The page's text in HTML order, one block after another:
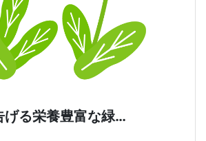
げる栄養豊富な緑…